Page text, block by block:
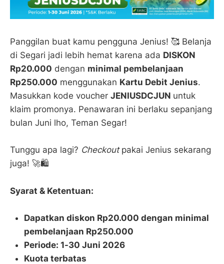
Panggilan buat kamu pengguna Jenius! 🥰 Belanja
di Segari jadi lebih hemat karena ada DISKON
Rp20.000 dengan minimal pembelanjaan
Rp250.000 menggunakan Kartu Debit Jenius.
Masukkan kode voucher JENIUSDCJUN untuk
klaim promonya. Penawaran ini berlaku sepanjang
bulan Juni lho, Teman Segar!
Tunggu apa lagi? Checkout pakai Jenius sekarang
juga! 🚀🛍️
Syarat & Ketentuan:
Dapatkan diskon Rp20.000 dengan minimal
pembelanjaan Rp250.000
Periode: 1-30 Juni 2026
Kuota terbatas